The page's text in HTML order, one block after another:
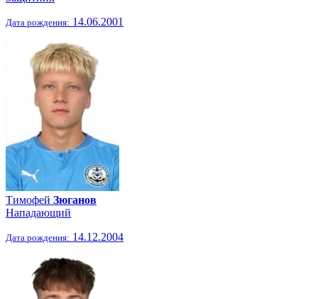
Дата рождения: 14.06.2001
Тимофей Зюганов
Нападающий
Дата рождения: 14.12.2004